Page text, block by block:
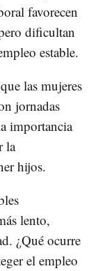
favorecen
dificultan
estable.
las mujeres
jornadas
importancia
la
hijos.
lento,
¿Qué ocurre
el empleo